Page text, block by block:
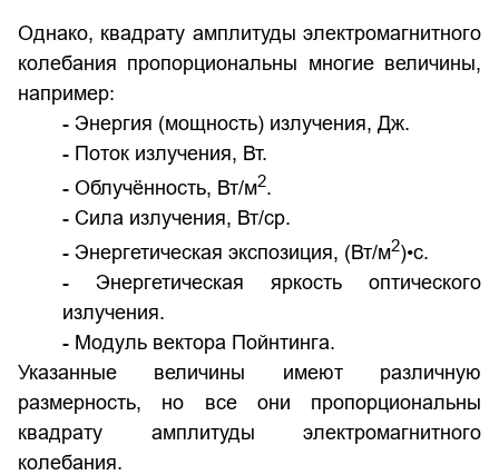
Однако, квадрату амплитуды электромагнитного
колебания пропорциональны многие величины,
например:
- Энергия (мощность) излучения, Дж.
- Поток излучения, Вт.
- Облучённость, Вт/м2.
- Сила излучения, Вт/ср.
- Энергетическая экспозиция, (Вт/м2)•с.
- Энергетическая яркость оптического
излучения.
- Модуль вектора Пойнтинга.
Указанные величины имеют различную
размерность, но все они пропорциональны
квадрату амплитуды электромагнитного
колебания.